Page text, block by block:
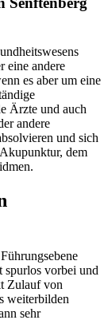
eine andere
es aber um eine
Ärzte und auch
andere
und sich
dem
spurlos vorbei und
Zulauf von
weiterbilden
sehr